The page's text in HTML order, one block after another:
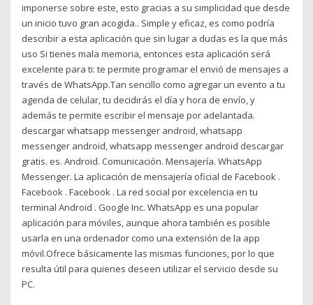
imponerse sobre este, esto gracias a su simplicidad que desde
un inicio tuvo gran acogida.. Simple y eficaz, es como podría
describir a esta aplicación que sin lugar a dudas es la que más
uso Si tienes mala memoria, entonces esta aplicación será
excelente para ti: te permite programar el envió de mensajes a
través de WhatsApp.Tan sencillo como agregar un evento a tu
agenda de celular, tu decidirás el día y hora de envío, y
además te permite escribir el mensaje por adelantada.
descargar whatsapp messenger android, whatsapp
messenger android, whatsapp messenger android descargar
gratis. es. Android. Comunicación. Mensajería. WhatsApp
Messenger. La aplicación de mensajería oficial de Facebook .
Facebook . Facebook . La red social por excelencia en tu
terminal Android . Google Inc. WhatsApp es una popular
aplicación para móviles, aunque ahora también es posible
usarla en una ordenador como una extensión de la app
móvil.Ofrece básicamente las mismas funciones, por lo que
resulta útil para quienes deseen utilizar el servicio desde su
PC.